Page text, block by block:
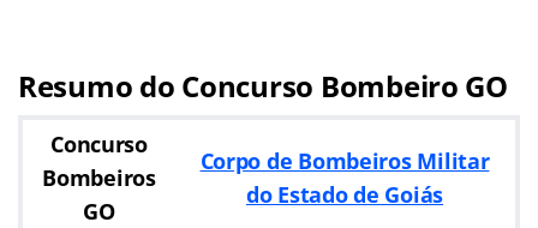
Resumo do Concurso Bombeiro GO
Concurso
Bombeiros
GO
Corpo de Bombeiros Militar
do Estado de Goiás